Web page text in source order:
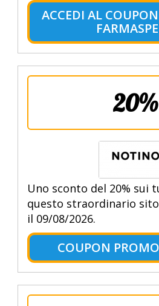
ACCEDI AL
20%
Uno sconto del 20% sui
questo straordinario sito
il 09/08/2026.
COUPON